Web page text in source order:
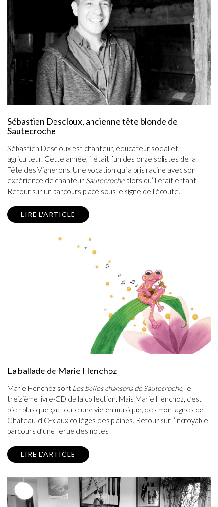
Sébastien Descloux, ancienne tête blonde de
Sautecroche
Sébastien Descloux est chanteur, éducateur social et
agriculteur. Cette année, il était l’un des onze solistes de la
Fête des Vignerons. Une vocation qui a pris racine avec son
expérience de chanteur Sautecrochealors qu’il était enfant.
Retour sur un parcours placé sous le signe de l’écoute.
LIRE L'ARTICLE
La ballade de Marie Henchoz
Marie Henchoz sort Les belles chansons de Sautecroche, le
treizième livre-CD de la collection. Mais Marie Henchoz, c’est
bien plus que ça: toute une vie en musique, des montagnes de
Château-d’Œx aux collèges des plaines. Retour sur l’incroyable
parcours d’une férue des notes.
LIRE L'ARTICLE